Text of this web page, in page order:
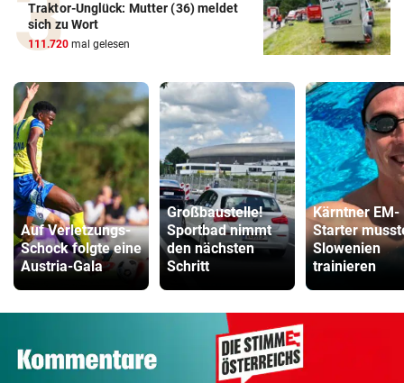
Traktor-Unglück: Mutter (36) meldet
sich zu Wort
111.720 mal gelesen
Auf Verletzungs-
Schock folgte eine
Austria-Gala
Großbaustelle!
Sportbad nimmt
den nächsten
Schritt
Kärntner EM-
Starter
Slowenien
trainieren